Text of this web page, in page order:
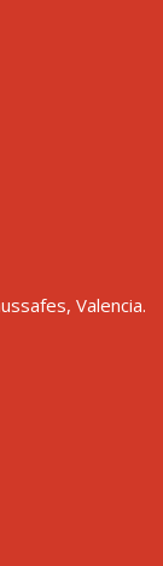
Valencia.